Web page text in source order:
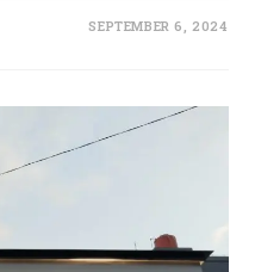
SEPTEMBER 6, 2024